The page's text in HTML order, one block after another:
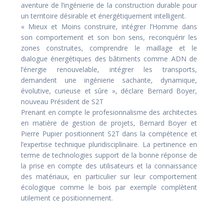
aventure de l’ingénierie de la construction durable pour
un territoire désirable et énergétiquement intelligent.
« Mieux et Moins construire, intégrer l’Homme dans
son comportement et son bon sens, reconquérir les
zones construites, comprendre le maillage et le
dialogue énergétiques des bâtiments comme ADN de
l’énergie renouvelable, intégrer les transports,
demandent une ingénierie sachante, dynamique,
évolutive, curieuse et sûre », déclare Bernard Boyer,
nouveau Président de S2T
Prenant en compte le profesionnalisme des architectes
en matière de gestion de projets, Bernard Boyer et
Pierre Pupier positionnent S2T dans la compétence et
l’expertise technique pluridisciplinaire. La pertinence en
terme de technologies support de la bonne réponse de
la prise en compte des utilisateurs et la connaissance
des matériaux, en particulier sur leur comportement
écologique comme le bois par exemple complètent
utilement ce positionnement.